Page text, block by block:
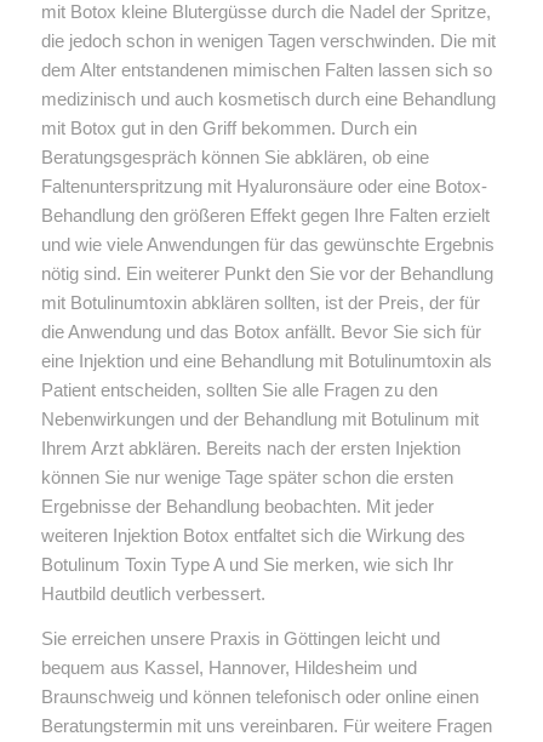
mit Botox kleine Blutergüsse durch die Nadel der Spritze,
die jedoch schon in wenigen Tagen verschwinden. Die mit
dem Alter entstandenen mimischen Falten lassen sich so
medizinisch und auch kosmetisch durch eine Behandlung
mit Botox gut in den Griff bekommen. Durch ein
Beratungsgespräch können Sie abklären, ob eine
Faltenunterspritzung mit Hyaluronsäure oder eine Botox-
Behandlung den größeren Effekt gegen Ihre Falten erzielt
und wie viele Anwendungen für das gewünschte Ergebnis
nötig sind. Ein weiterer Punkt den Sie vor der Behandlung
mit Botulinumtoxin abklären sollten, ist der Preis, der für
die Anwendung und das Botox anfällt. Bevor Sie sich für
eine Injektion und eine Behandlung mit Botulinumtoxin als
Patient entscheiden, sollten Sie alle Fragen zu den
Nebenwirkungen und der Behandlung mit Botulinum mit
Ihrem Arzt abklären. Bereits nach der ersten Injektion
können Sie nur wenige Tage später schon die ersten
Ergebnisse der Behandlung beobachten. Mit jeder
weiteren Injektion Botox entfaltet sich die Wirkung des
Botulinum Toxin Type A und Sie merken, wie sich Ihr
Hautbild deutlich verbessert.
Sie erreichen unsere Praxis in Göttingen leicht und
bequem aus Kassel, Hannover, Hildesheim und
Braunschweig und können telefonisch oder online einen
Beratungstermin mit uns vereinbaren. Für weitere Fragen